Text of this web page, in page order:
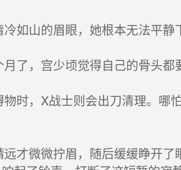
如山的眉眼，她根本无法平静
了，宫少顷觉得自己的骨头都
时，X战士则会出刀清理。哪
才微微拧眉，随后缓缓睁开了